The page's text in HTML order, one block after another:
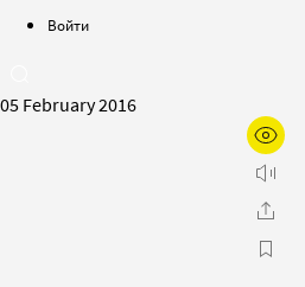
Войти
05 February 2016